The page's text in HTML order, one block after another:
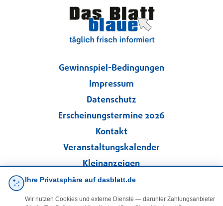
Gewinnspiel-Bedingungen
Impressum
Datenschutz
Erscheinungstermine 2026
Kontakt
Veranstaltungskalender
Kleinanzeigen
Ihre Privatsphäre auf dasblatt.de
Wir nutzen Cookies und externe Dienste — darunter Zahlungsanbieter